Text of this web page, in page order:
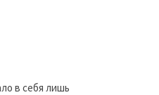
в себя лишь